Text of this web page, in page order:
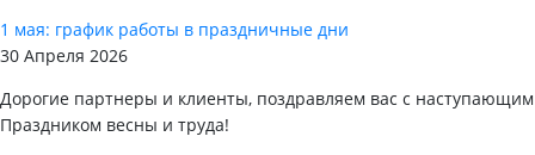
1 мая: график работы в праздничные дни
30 Апреля 2026
Дорогие партнеры и клиенты, поздравляем вас с наступающим
Праздником весны и труда!